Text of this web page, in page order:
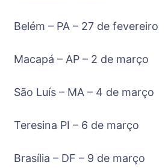
Belém – PA – 27 de fevereiro
Macapá – AP – 2 de março
São Luís – MA – 4 de março
Teresina PI – 6 de março
Brasília – DF – 9 de março